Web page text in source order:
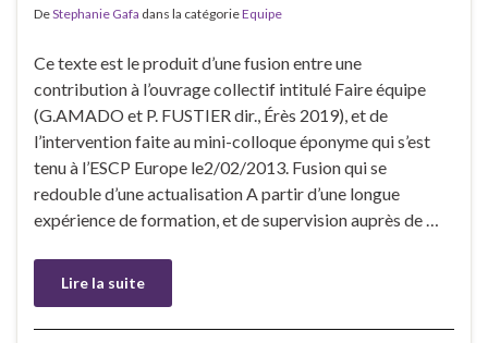
DeStephanie Gafa dans la catégorieEquipe
Ce texte est le produit d’une fusion entre une
contribution à l’ouvrage collectif intitulé Faire équipe
(G.AMADO et P. FUSTIER dir., Érès 2019), et de
l’intervention faite au mini-colloque éponyme qui s’est
tenu à l’ESCP Europe le2/02/2013. Fusion qui se
redouble d’une actualisation A partir d’une longue
expérience de formation, et de supervision auprès de …
Lire la suite